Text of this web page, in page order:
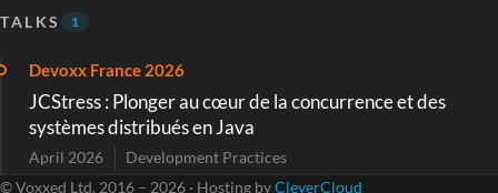
TALKS 1
Devoxx France 2026
JCStress : Plonger au cœur de la concurrence et des
systèmes distribués en Java
April 2026
Development Practices
© Voxxed Ltd. 2016 – 2026 · Hosting byCleverCloud